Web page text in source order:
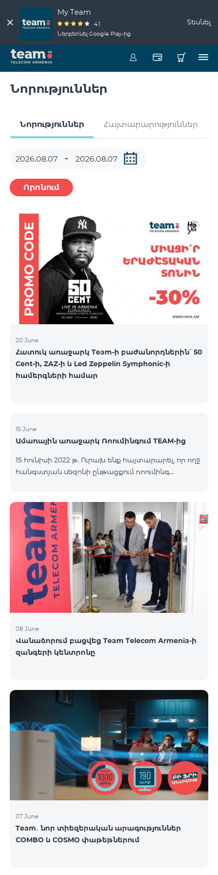
My Team
4.1
Ներբեռնել Google Play-ից
Տեսնել
Նորություններ
Նորություններ Հայտարարություններ
Որոնում
20 June
Հատուկ առաջարկ Team-ի բաժանորդներին՝ 50
Cent-ի, ZAZ-ի և Led Zeppelin Symphonic-ի
համերգների համար
15 June
Ամառային առաջարկ Ռոումինգում TEAM-ից
15 հունիսի 2022 թ. Ուրախ ենք հայտարարել, որ ողջ
հանգստյան սեզոնի ընթացքում ռոումինգ
մեր բաժանորդները կկարողանան օգտվել 9000
դրամով 12000 դրամի փոխարեն: «Ռոումինգ
փաթեթ 1000 ՄԲ» ծառայությունը հասանելի կլինի
4500 դրամով 6000 դրամի փոխարեն, իսկ
«Ռոումինգ փաթեթ 500 ՄԲ» ծառայությունը՝ 2625
դրամ 3500 դրամի փոխարեն: Նշված ինտերնետ
փաթեթներից մեր բաժանորդները կկարողանան
օգտվել աշխարհի ավելի քան 65 երկրում՝
Եվրոպայում, Մ
08 June
Վանաձորում բացվեց Team Telecom Armenia-ի
զանգերի կենտրոնը
07 June
Team․ նոր տիեզերական արագություններ
COMBO և COSMO փաթեթներում